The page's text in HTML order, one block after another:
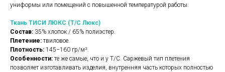
униформы или помещений с повышенной температурой работы.
Ткань ТИСИ ЛЮКС (Т/С Люкс)
Состав: 35% хлопок / 65% полиэстер.
Плетение: твиловое.
Плотность: 145−160 гр/м².
Особенности: те же самые, что и у Т/С. Саржевый тип плетения
позволяет изготавливать изделия, внутренняя часть которых полностью